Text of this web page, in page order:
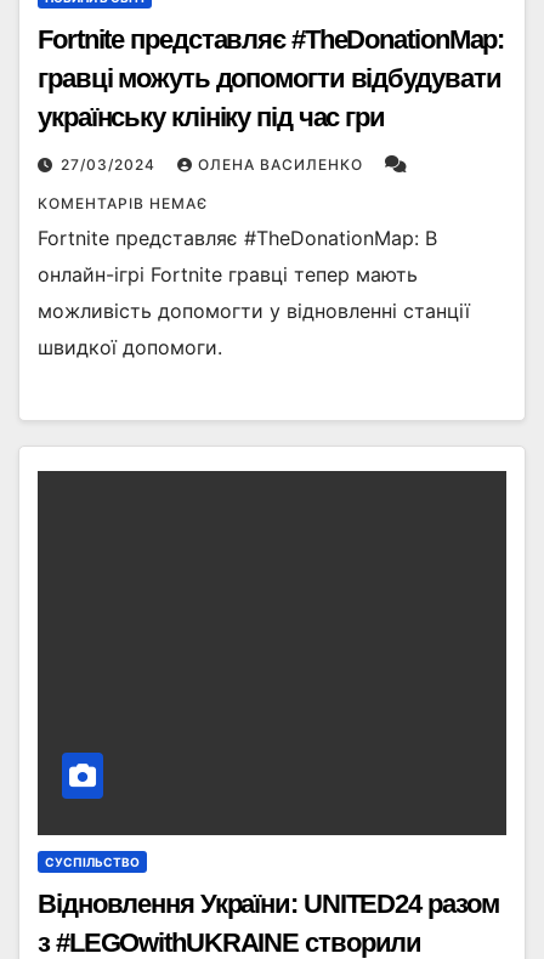
Fortnite представляє #TheDonationMap:
гравці можуть допомогти відбудувати
українську клініку під час гри
27/03/2024 ОЛЕНА ВАСИЛЕНКО
КОМЕНТАРІВ НЕМАЄ
Fortnite представляє #TheDonationMap: В
онлайн-ігрі Fortnite гравці тепер мають
можливість допомогти у відновленні станції
швидкої допомоги.
СУСПІЛЬСТВО
Відновлення України: UNITED24 разом
з #LEGOwithUKRAINE створили